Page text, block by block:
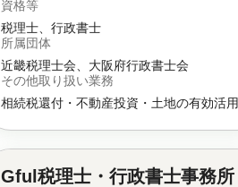
資格等
税理士、行政書士
所属団体
近畿税理士会、大阪府行政書士会
その他取り扱い業務
相続税還付・不動産投資・土地の有効活用
Gful税理士・行政書士事務所